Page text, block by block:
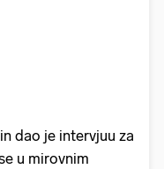
dao je intervjuu za
u mirovnim